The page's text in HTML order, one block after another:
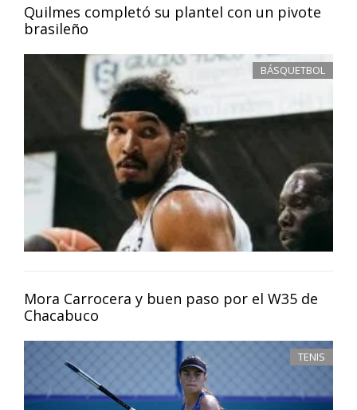
Quilmes completó su plantel con un pivote
brasileño
BÁSQUETBOL
Mora Carrocera y buen paso por el W35 de
Chacabuco
TENIS